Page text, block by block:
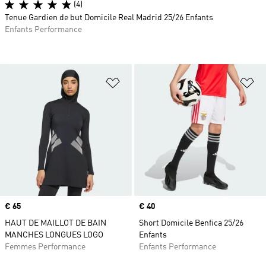
Ajouter à la Liste de produits
Prix
€ 65
HAUT DE MAILLOT DE BAIN
MANCHES LONGUES LOGO
Femmes Performance
Prix
€ 40
Short Domicile Benfica 25/26
Enfants
Enfants Performance
(4)
Tenue Gardien de but Domicile Real Madrid 25/26 Enfants
Enfants Performance